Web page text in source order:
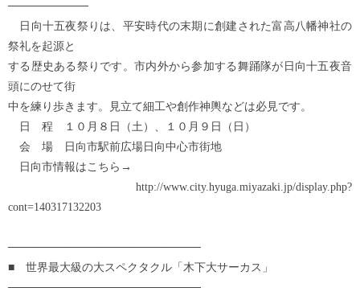
──────────
日向十五夜祭りは、平安時代の末期に創建された富高八幡神社の
祭礼を起源と
する歴史ある祭りです。市内外から参加する舞踊隊が日向十五夜音
頭にのせて街
中を練り歩きます。見立て細工や創作神輿などは必見です。
日 程 １０月８日（土）、１０月９日（日）
会 場 日向市駅前広場日向中心市街地
日向市情報はこちら→
http://www.city.hyuga.miyazaki.jp/display.php?
cont=140317132203
────────────────────────
■ 世界最大級の大スペクタクル「木下大サーカス」
────────────────────────